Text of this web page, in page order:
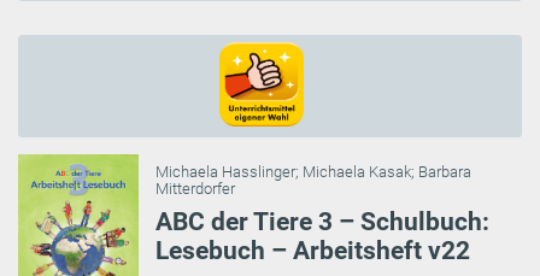
Michaela Hasslinger; Michaela Kasak; Barbara
Mitterdorfer
ABC der Tiere 3 – Schulbuch:
Lesebuch – Arbeitsheft v22